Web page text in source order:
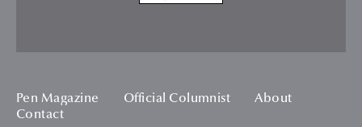
Pen Magazine Official Columnist
About
Contact